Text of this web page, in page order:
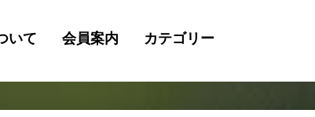
いて 会員案内 カテゴリー